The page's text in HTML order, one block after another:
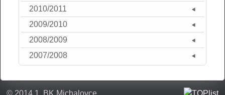
2010/2011
2009/2010
2008/2009
2007/2008
© 2014 1. BK Michalovce